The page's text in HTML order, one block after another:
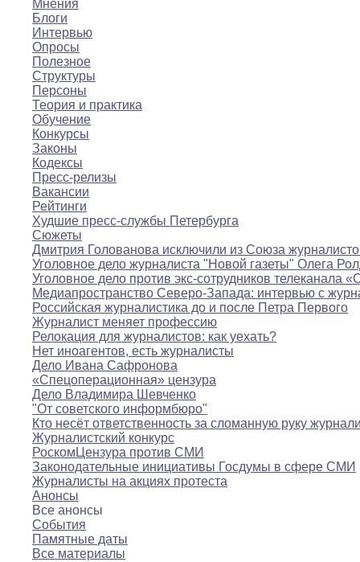
Мнения
Блоги
Интервью
Опросы
Полезное
Структуры
Персоны
Теория и практика
Обучение
Конкурсы
Законы
Кодексы
Пресс-релизы
Вакансии
Рейтинги
Худшие пресс-службы Петербурга
Сюжеты
Дмитрия Голованова исключили из Союза
Уголовное дело журналиста "Новой газеты" Олега
Уголовное дело против экс-сотрудников телеканала
Медиапространство Северо-Запада: интервью с
Российская журналистика до и после Петра Первого
Журналист меняет профессию
Релокация для журналистов: как уехать?
Нет иноагентов, есть журналисты
Дело Ивана Сафронова
«Спецоперационная» цензура
Дело Владимира Шевченко
"От советского информбюро"
Кто несёт ответственность за сломанную руку
Журналистский конкурс
РоскомЦензура против СМИ
Законодательные инициативы Госдумы в сфере СМИ
Журналисты на акциях протеста
Анонсы
Все анонсы
События
Памятные даты
Все материалы